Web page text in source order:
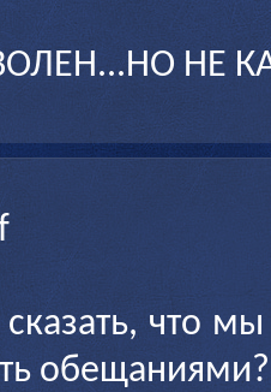
НЕ
что
обещаниями?